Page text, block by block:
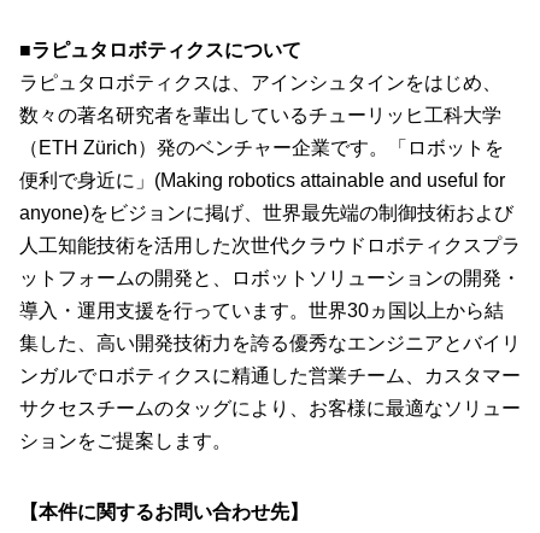
■ラピュタロボティクスについて
ラピュタロボティクスは、アインシュタインをはじめ、
数々の著名研究者を輩出しているチューリッヒ工科大学
（ETH Zürich）発のベンチャー企業です。「ロボットを
便利で身近に」(Making robotics attainable and useful for
anyone)をビジョンに掲げ、世界最先端の制御技術および
人工知能技術を活用した次世代クラウドロボティクスプラ
ットフォームの開発と、ロボットソリューションの開発・
導入・運用支援を行っています。世界30ヵ国以上から結
集した、高い開発技術力を誇る優秀なエンジニアとバイリ
ンガルでロボティクスに精通した営業チーム、カスタマー
サクセスチームのタッグにより、お客様に最適なソリュー
ションをご提案します。
【本件に関するお問い合わせ先】